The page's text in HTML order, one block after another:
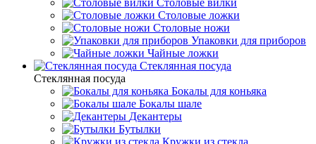
Столовые ложки
Столовые ножи
Упаковки для приборов
Чайные ложки
Стеклянная посуда
Стеклянная посуда
Бокалы для коньяка
Бокалы шале
Декантеры
Бутылки
Кружки из стекла